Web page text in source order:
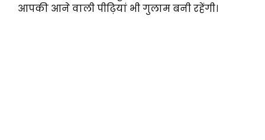
आपकी आने वाली पीढ़ियां भी गुलाम बनी रहेंगी।